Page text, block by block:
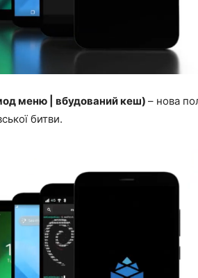
меню | вбудований кеш) – нова
битви.